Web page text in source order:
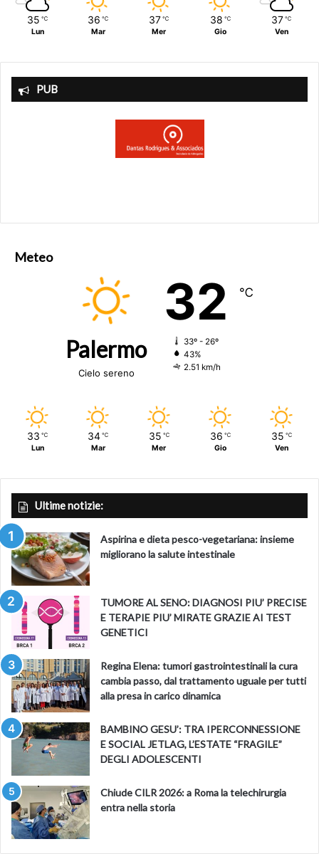
35 ℃
Lun
36 ℃
Mar
37 ℃
Mer
38 ℃
Gio
37 ℃
Ven
PUB
Meteo
Palermo
Cielo sereno
32 ℃
33º - 26º
43%
2.51 km/h
33 ℃
Lun
34 ℃
Mar
35 ℃
Mer
36 ℃
Gio
35 ℃
Ven
Ultime notizie:
Aspirina e dieta pesco-vegetariana: insieme
migliorano la salute intestinale
TUMORE AL SENO: DIAGNOSI PIU’ PRECISE
E TERAPIE PIU’ MIRATE GRAZIE AI TEST
GENETICI
Regina Elena: tumori gastrointestinali la cura
cambia passo, dal trattamento uguale per tutti
alla presa in carico dinamica
BAMBINO GESU’: TRA IPERCONNESSIONE
E SOCIAL JETLAG, L’ESTATE “FRAGILE”
DEGLI ADOLESCENTI
Chiude CILR 2026: a Roma la telechirurgia
entra nella storia